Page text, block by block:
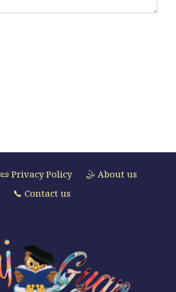
📜 Privacy Policy
🤹 About us
📞 Contact us